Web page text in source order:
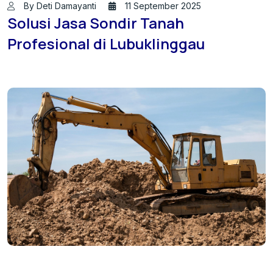
By Deti Damayanti 11 September 2025
Solusi Jasa Sondir Tanah
Profesional di Lubuklinggau